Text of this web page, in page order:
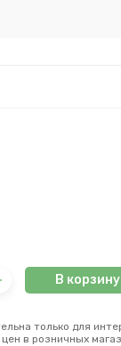
В корзину
только для
в розничных